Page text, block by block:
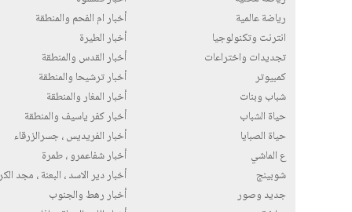
رياضة عالمية
انترنت وتكنولوجيا
تجديدات واختراعات
كمبيوتر
شباب وبنات
حياة الشباب
حياة الصبايا
ع الماشي
شوبينج
جديد وصور
أخبار ام الفحم والمنطقة
أخبار الطيرة
أخبار القدس والمنطقة
أخبار ترشيحا والمنطقة
أخبار المغار والمنطقة
أخبار كفر ياسيف والمنطقة
أخبار الفريديس ، جسرالزرقاء
أخبار شفاعمرو ، طمرة
أخبار دير الاسد ، البعنة ، مجد
أخبار رهط والجنوب